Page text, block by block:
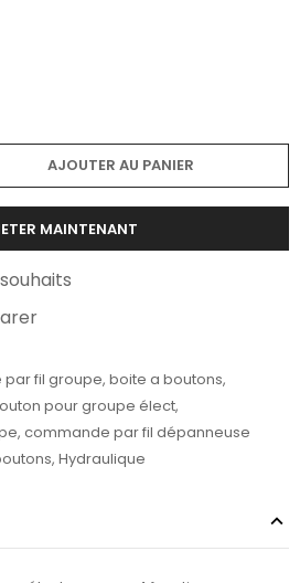
AJOUTER AU PANIER
MAINTENANT
fil groupe, boite a boutons,
pour groupe élect,
, commande par fil dépanneuse
, Hydraulique